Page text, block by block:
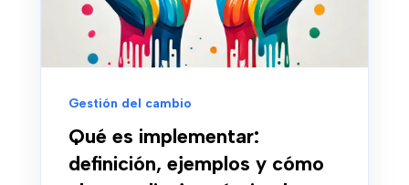
Gestión del cambio
Qué es implementar:
definición, ejemplos y cómo